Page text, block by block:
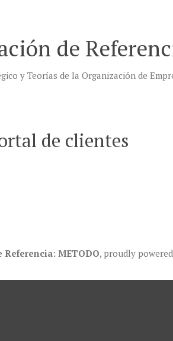
de
y Teorías de la Organización de
de clientes
METODO, proudly